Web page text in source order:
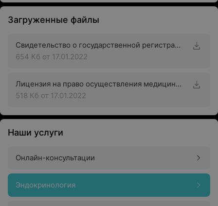
Загруженные файлы
Свидетельство о государственной регистрации
654 Кб от 17.01.2022
Лицензия на право осуществления медицинской деятельности
518 Кб от 17.01.2022
Наши услуги
Онлайн-консультации
Эндокринология